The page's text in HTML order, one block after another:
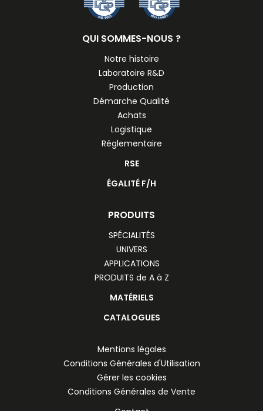
QUI SOMMES-NOUS ?
Notre histoire
Laboratoire R&D
Production
Démarche Qualité
Achats
Logistique
Réglementaire
RSE
ÉGALITÉ F/H
PRODUITS
SPÉCIALITÉS
UNIVERS
APPLICATIONS
PRODUITS de A à Z
MATÉRIELS
CATALOGUES
Mentions légales
Conditions Générales d'Utilisation
Gérer les cookies
Conditions Générales de Vente